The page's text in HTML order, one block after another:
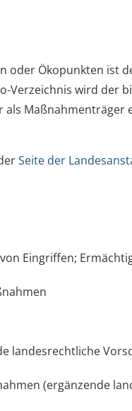
oder Ökopunkten ist
Verzeichnis wird der
Maßnahmenträger
Seite der
Eingriffen;
landesrechtliche
(ergänzende